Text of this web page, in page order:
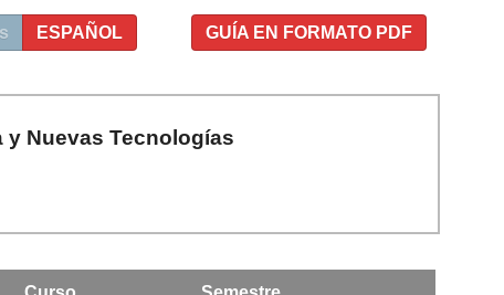
GUÍA EN FORMATO PDF
ESPAÑOL
y Nuevas Tecnologías